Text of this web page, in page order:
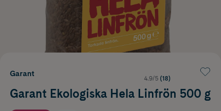
Garant
4.9/5 (18)
Garant Ekologiska Hela Linfrön 500 g